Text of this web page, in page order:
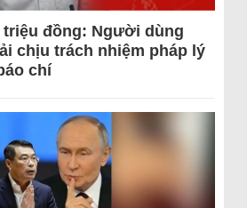
triệu đồng: Người dùng
chịu trách nhiệm pháp lý
chí